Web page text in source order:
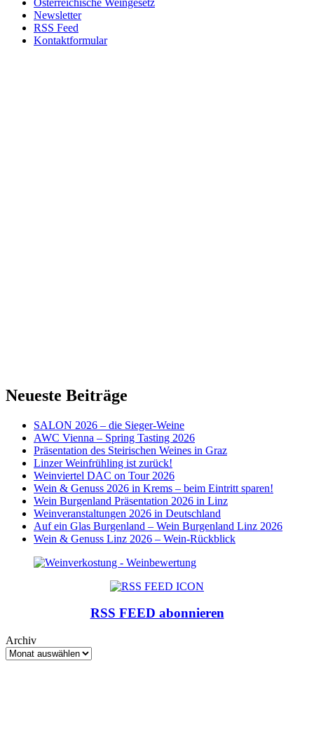
Österreichische Weingesetz
Newsletter
RSS Feed
Kontaktformular
Neueste Beiträge
SALON 2026 – die Sieger-Weine
AWC Vienna – Spring Tasting 2026
Präsentation des Steirischen Weines in Graz
Linzer Weinfrühling ist zurück!
Weinviertel DAC on Tour 2026
Wein & Genuss 2026 in Krems – beim Eintritt sparen!
Wein Burgenland Präsentation 2026 in Linz
Weinveranstaltungen 2026 in Deutschland
Auf ein Glas Burgenland – Wein Burgenland Linz 2026
Wein & Genuss Linz 2026 – Wein-Rückblick
RSS FEED abonnieren
Archiv